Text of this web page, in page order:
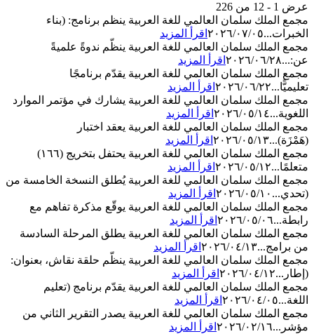
عرض 1 - 12 من 226
مجمع الملك سلمان العالمي للغة العربية ينظم برنامج: (بناء
الخبرات...٢٠٢٦/٠٧/٠٥ اقرأ المزيد
مجمع الملك سلمان العالمي للغة العربية ينظّم ندوةً علميةً
عن:...٢٠٢٦/٠٦/٢٨ اقرأ المزيد
مجمع الملك سلمان العالمي للغة العربية يقدّم برنامجًا
تعليميًّا...٢٠٢٦/٠٦/٢٢ اقرأ المزيد
مجمع الملك سلمان العالمي للغة العربية يشارك في مؤتمر الموارد
اللغوية...٢٠٢٦/٠٥/١٤ اقرأ المزيد
مجمع الملك سلمان العالمي للغة العربية يعقد اختبار
(هَمْزَة)...٢٠٢٦/٠٥/١٣ اقرأ المزيد
مجمع الملك سلمان العالمي للغة العربية يحتفل بتخريج (١٦٦)
متعلمًا...٢٠٢٦/٠٥/١٢ اقرأ المزيد
مجمع الملك سلمان العالمي للغة العربية يُطلق النسخة الخامسة من
(تحدي... ٢٠٢٦/٠٥/١٠ اقرأ المزيد
مجمع الملك سلمان العالمي للغة العربية يوقّع مذكرة تفاهم مع
رابطة...٢٠٢٦/٠٥/٠٦ اقرأ المزيد
مجمع الملك سلمان العالمي للغة العربية يطلق المرحلة السادسة
من برامج...٢٠٢٦/٠٤/١٣ اقرأ المزيد
مجمع الملك سلمان العالمي للغة العربية ينظّم حلقة نقاش، بعنوان:
(إطار...٢٠٢٦/٠٤/١٢ اقرأ المزيد
مجمع الملك سلمان العالمي للغة العربية يقدّم برنامج (تعليم
اللغة...٢٠٢٦/٠٤/٠٥ اقرأ المزيد
مجمع الملك سلمان العالمي للغة العربية يصدر التقرير الثاني من
مؤشر...٢٠٢٦/٠٢/١٦ اقرأ المزيد